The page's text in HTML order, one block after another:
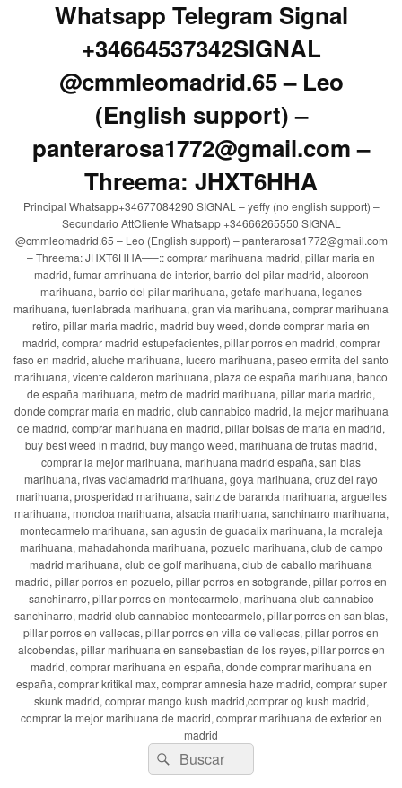
Whatsapp Telegram Signal
+34664537342SIGNAL
@cmmleomadrid.65 – Leo
(English support) –
panterarosa1772@gmail.com –
Threema: JHXT6HHA
Principal Whatsapp+34677084290 SIGNAL – yeffy (no english support) –
Secundario AttCliente Whatsapp +34666265550 SIGNAL
@cmmleomadrid.65 – Leo (English support) – panterarosa1772@gmail.com
– Threema: JHXT6HHA—–:: comprar marihuana madrid, pillar maria en
madrid, fumar amrihuana de interior, barrio del pilar madrid, alcorcon
marihuana, barrio del pilar marihuana, getafe marihuana, leganes
marihuana, fuenlabrada marihuana, gran via marihuana, comprar marihuana
retiro, pillar maria madrid, madrid buy weed, donde comprar maria en
madrid, comprar madrid estupefacientes, pillar porros en madrid, comprar
faso en madrid, aluche marihuana, lucero marihuana, paseo ermita del santo
marihuana, vicente calderon marihuana, plaza de españa marihuana, banco
de españa marihuana, metro de madrid marihuana, pillar maria madrid,
donde comprar maria en madrid, club cannabico madrid, la mejor marihuana
de madrid, comprar marihuana en madrid, pillar bolsas de maria en madrid,
buy best weed in madrid, buy mango weed, marihuana de frutas madrid,
comprar la mejor marihuana, marihuana madrid españa, san blas
marihuana, rivas vaciamadrid marihuana, goya marihuana, cruz del rayo
marihuana, prosperidad marihuana, sainz de baranda marihuana, arguelles
marihuana, moncloa marihuana, alsacia marihuana, sanchinarro marihuana,
montecarmelo marihuana, san agustin de guadalix marihuana, la moraleja
marihuana, mahadahonda marihuana, pozuelo marihuana, club de campo
madrid marihuana, club de golf marihuana, club de caballo marihuana
madrid, pillar porros en pozuelo, pillar porros en sotogrande, pillar porros en
sanchinarro, pillar porros en montecarmelo, marihuana club cannabico
sanchinarro, madrid club cannabico montecarmelo, pillar porros en san blas,
pillar porros en vallecas, pillar porros en villa de vallecas, pillar porros en
alcobendas, pillar marihuana en sansebastian de los reyes, pillar porros en
madrid, comprar marihuana en españa, donde comprar marihuana en
españa, comprar kritikal max, comprar amnesia haze madrid, comprar super
skunk madrid, comprar mango kush madrid,comprar og kush madrid,
comprar la mejor marihuana de madrid, comprar marihuana de exterior en
madrid
Buscar
por:
Buscar